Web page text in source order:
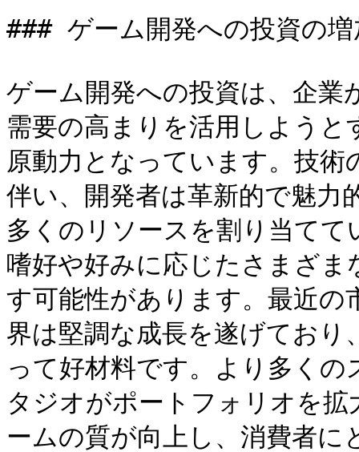
### ゲーム開発への投資の増
ゲーム開発への投資は、企業
需要の高まりを活用しよう
原動力となっています。技
伴い、開発者は革新的で魅力
多くのリソースを割り当て
嗜好や好みに応じたさまざ
す可能性があります。最近の
界は堅調な成長を遂げてお
って好材料です。より多く
タジオがポートフォリオを
ームの質が向上し、消費者